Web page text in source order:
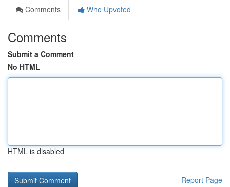
Comments
Who Upvoted
Comments
Submit a Comment
No HTML
HTML is disabled
Report Page